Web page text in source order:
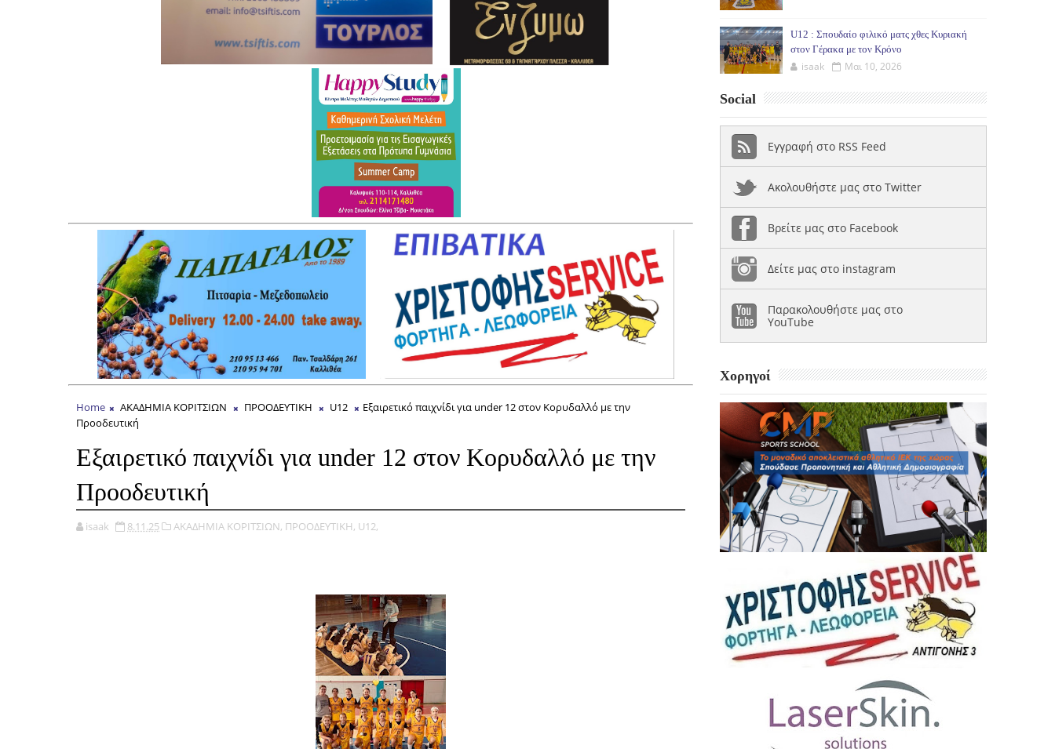
Home ΑΚΑΔΗΜΙΑ ΚΟΡΙΤΣΙΩΝ ΠΡΟΟΔΕΥΤΙΚΗ U12
Εξαιρετικό παιχνίδι για under 12 στον Κορυδαλλό με την
Προoδευτική
Εξαιρετικό παιχνίδι για under 12 στον Κορυδαλλό με την
Προoδευτική
isaak 8.11.25 ΑΚΑΔΗΜΙΑ ΚΟΡΙΤΣΙΩΝ, ΠΡΟΟΔΕΥΤΙΚΗ, U12,
U12 : Σπουδαίο φιλικό ματς χθες Κυριακή
στον Γέρακα με τον Κρόνο
isaak Μαι 10, 2026
Social
Εγγραφή στο RSS Feed
Ακολουθήστε μας στο Twitter
Βρείτε μας στο Facebook
Δείτε μας στο instagram
Παρακολουθήστε μας στο
YouTube
Χορηγοί